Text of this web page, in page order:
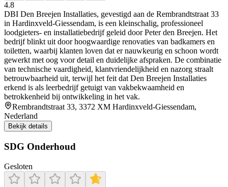
4.8
DBI Den Breejen Installaties, gevestigd aan de Rembrandtstraat 33
in Hardinxveld‑Giessendam, is een kleinschalig, professioneel
loodgieters‑ en installatiebedrijf geleid door Peter den Breejen. Het
bedrijf blinkt uit door hoogwaardige renovaties van badkamers en
toiletten, waarbij klanten loven dat er nauwkeurig en schoon wordt
gewerkt met oog voor detail en duidelijke afspraken. De combinatie
van technische vaardigheid, klantvriendelijkheid en nazorg straalt
betrouwbaarheid uit, terwijl het feit dat Den Breejen Installaties
erkend is als leerbedrijf getuigt van vakbekwaamheid en
betrokkenheid bij ontwikkeling in het vak.
Rembrandtstraat 33, 3372 XM Hardinxveld-Giessendam,
Nederland
Bekijk details
SDG Onderhoud
Gesloten